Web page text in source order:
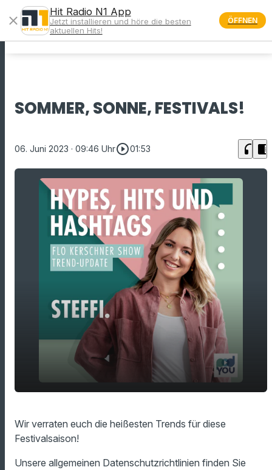
menu
SOMMER, SONNE, FESTIVALS!
06. Juni 2023 · 09:46 Uhrplay_circle_outline01:53 headphones chrome_reader_mode
play_arrow
00:00
Wir verraten euch die heißesten Trends für diese
Festivalsaison!
Unsere allgemeinen Datenschutzrichtlinien finden Sie
close
Hit Radio N1 App
Jetzt installieren und höre die besten
aktuellen Hits!
ÖFFNEN